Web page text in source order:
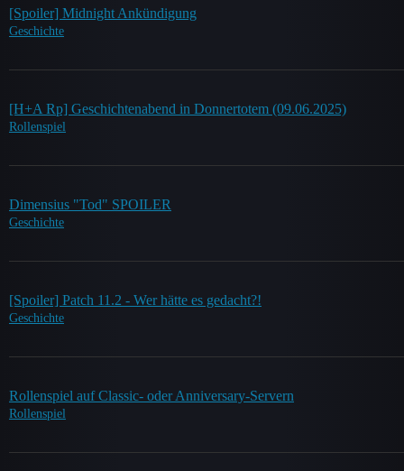
[Spoiler] Midnight Ankündigung
Geschichte
[H+A Rp] Geschichtenabend in Donnertotem (09.06.2025)
Rollenspiel
Dimensius "Tod" SPOILER
Geschichte
[Spoiler] Patch 11.2 - Wer hätte es gedacht?!
Geschichte
Rollenspiel auf Classic- oder Anniversary-Servern
Rollenspiel